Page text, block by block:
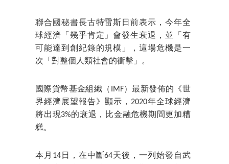
聯合國秘書長古特雷斯日前表示，今年全
球經濟「幾乎肯定」會發生衰退，並「有
可能達到創紀錄的規模」，這場危機是一
次「對整個人類社會的衝擊」。
國際貨幣基金組織（IMF）最新發佈的《世
界經濟展望報告》顯示，2020年全球經濟
將出現3%的衰退，比金融危機期間更加糟
糕。
本月14日，在中斷64天後，一列始發自武